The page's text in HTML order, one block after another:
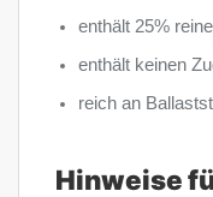
enthält 25%
enthält keinen
reich an
Hinweise